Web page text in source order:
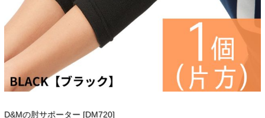
D&Mの肘サポーター [DM720]